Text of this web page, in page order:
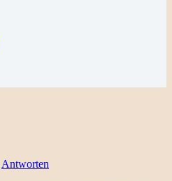
Antworten